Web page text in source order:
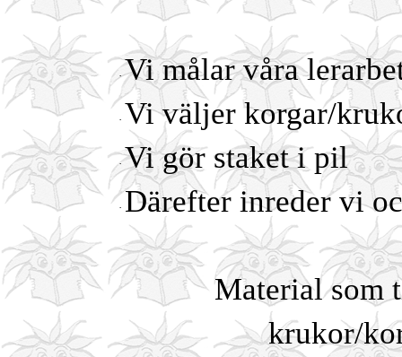
· Vi målar våra
· Vi väljer korgar/
· Vi gör staket i pil
· Därefter inreder vi
Material som
krukor/